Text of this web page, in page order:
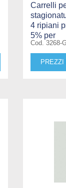
Carrelli
4 ripiani
5% per
Cod. 3268-G